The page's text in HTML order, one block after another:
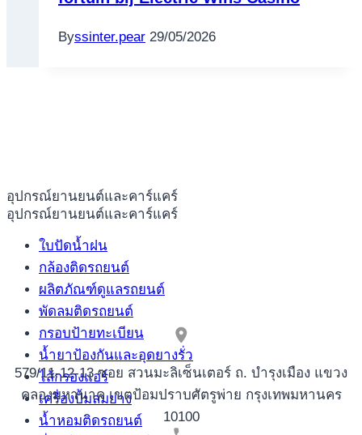
อุปกรณ์ยานยนต์และคาร์แคร์
อุปกรณ์ยานยนต์และคาร์แคร์
ใบปัดน้ำฝน
กล้องติดรถยนต์
ผลิตภัณฑ์ดูแลรถยนต์
พัดลมติดรถยนต์
กรอบป้ายทะเบียน
น้ำยาป้องกันและอุดยางรั่ว
ไส้กรองแอร์
เครื่องปั้มลมยาง
น้ำหอมติดรถยนต์
Byssinter.pear 29/05/2026
579/11-12-13 ซอย สวนมะลิเซ็นเตอร์ ถ. บำรุงเมือง แขวง
คลองมหานาค เขตป้อมปราบศัตรูพ่าย กรุงเทพมหานคร
10100